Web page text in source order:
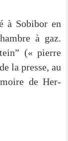
à Sobi­bor en
à gaz.
(« pierre
la pres­se, au
de Her­